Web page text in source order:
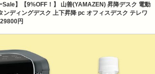
】【9%OFF！】 山善(YAMAZEN) 昇降デスク 電動
ンディングデスク 上下昇降 pc オフィスデスク テレワ
円